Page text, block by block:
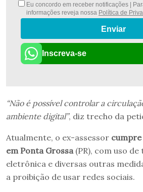
Eu concordo em receber notificações |
informações reveja nossa Política de
Enviar
Inscreva-se
“Não é possível controlar a
ambiente digital”, diz trecho da
Atualmente, o ex-assessor
em Ponta Grossa (PR), com uso
eletrônica e diversas outras
a proibição de usar redes sociais.